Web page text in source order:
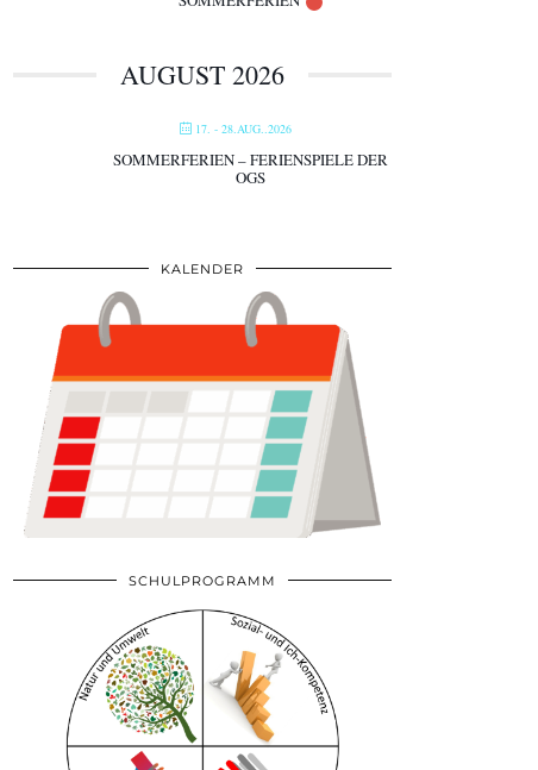
AUGUST 2026
17. - 28.AUG..2026
SOMMERFERIEN – FERIENSPIELE DER
OGS
KALENDER
SCHULPROGRAMM